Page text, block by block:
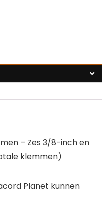
– Zes 3/8-inch en
klemmen)
Planet kunnen